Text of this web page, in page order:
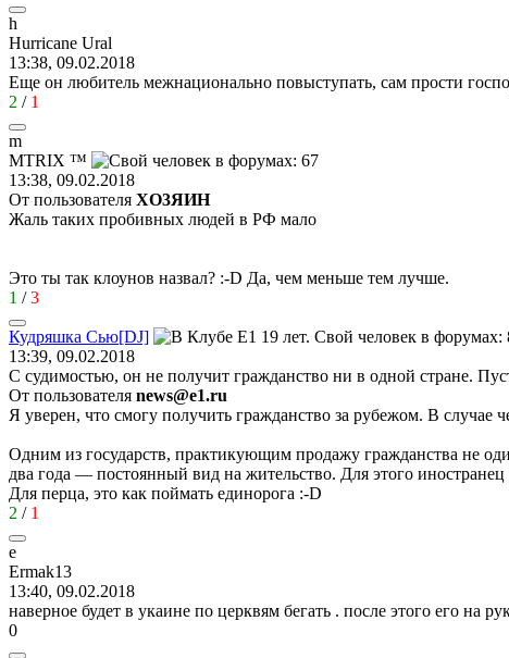
h
Hurricane Ural
13:38, 09.02.2018
Еще он любитель межнационально повыступать, сам прости
2 / 1
m
MТRIX ™
13:38, 09.02.2018
От пользователя XО3ЯИH
Жаль таких пробивных людей в РФ мало
Это ты так клоунов назвал? :-D Да, чем меньше тем лучше.
1 /3
Кудряшка Сью[DJ]
13:39, 09.02.2018
С судимостью, он не получит гражданство ни в одной стране.
От пользователя news@e1.ru
Я уверен, что смогу получить гражданство за рубежом. В случае
Одним из государств, практикующим продажу гражданства не
два года — постоянный вид на жительство. Для этого
Для перца, это как поймать единорога :-D
2 / 1
e
Ermak13
13:40, 09.02.2018
наверное будет в укаине по церквям бегать . после этого его на
0